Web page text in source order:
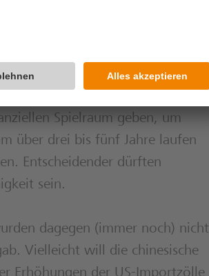
außerbilanzielle Schulden, die
haben, in reguläre
des Kapitalmarkts
noch keine Anleihen
sollen vor allem die
Spielraum geben, um
über drei bis fünf Jahre laufen
Entscheidender dürften
sein.
dagegen (immer noch) nicht
Vielleicht will die chinesische